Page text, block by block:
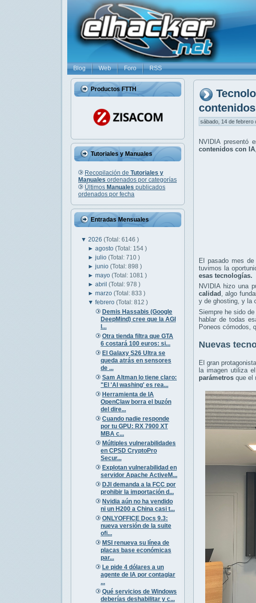
Blog Web Foro RSS
Productos FTTH
Tutoriales y Manuales
Recopilación de Tutoriales y
Manuales ordenados por categorías
Últimos Manuales publicados
ordenados por fecha
Entradas Mensuales
▼ 2026 (Total: 6146 )
►agosto(Total: 154 )
►julio(Total: 710 )
►junio(Total: 898 )
►mayo(Total: 1081 )
►abril(Total: 978 )
►marzo(Total: 833 )
▼febrero(Total: 812 )
Demis Hassabis (Google
DeepMind) cree que la AGI
l...
Otra tienda filtra que GTA
6 costará 100 euros: si...
El Galaxy S26 Ultra se
queda atrás en sensores
de ...
Sam Altman lo tiene claro:
"El 'AI washing' es rea...
Herramienta de IA
OpenClaw borra el buzón
del dire...
Cuando nadie responde
por tu GPU: RX 7900 XT
MBA c...
Múltiples vulnerabilidades
en CPSD CryptoPro
Secur...
Explotan vulnerabilidad en
servidor Apache ActiveM...
DJI demanda a la FCC por
prohibir la importación d...
Nvidia aún no ha vendido
ni un H200 a China casi t...
ONLYOFFICE Docs 9.3:
nueva versión de la suite
ofi...
MSI renueva su línea de
placas base económicas
par...
Le pide 4 dólares a un
agente de IA por contagiar
...
Qué servicios de Windows
deberías deshabilitar y c...
sábado, 14 de febrero
NVIDIA presentó
contenidos con IA
El pasado mes
tuvimos la
esas tecnologías.
NVIDIA hizo una
calidad , algo
y de ghosting, y la
Siempre he sido
hablar de todas
Poneos cómodos,
Nuevas
El gran
la imagen utiliza
parámetros que el